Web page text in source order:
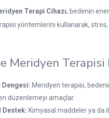
Terapi Cihazı, bedenin
yöntemlerini kullanarak, stres,
Meridyen Terapisi
Dengesi: Meridyen terapisi,
düzenlemeyi amaçlar.
Destek: Kimyasal maddeler ya da